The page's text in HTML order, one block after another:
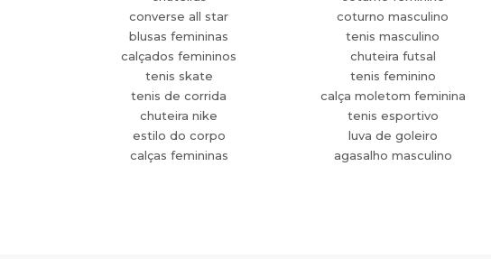
converse all star
blusas femininas
calçados femininos
tenis skate
tenis de corrida
chuteira nike
estilo do corpo
calças femininas
coturno masculino
tenis masculino
chuteira futsal
tenis feminino
calça moletom feminina
tenis esportivo
luva de goleiro
agasalho masculino